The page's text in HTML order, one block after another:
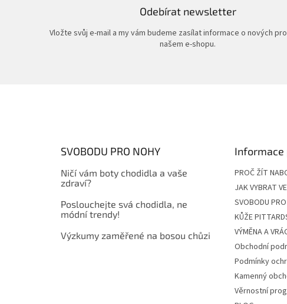
Odebírat newsletter
Vložte svůj e-mail a my vám budeme zasílat informace o nových
našem e-shopu.
SVOBODU PRO NOHY
Ničí vám boty chodidla a vaše
zdraví?
Poslouchejte svá chodidla, ne
módní trendy!
Výzkumy zaměřené na bosou chůzi
Informace
PROČ ŽÍT
JAK VYBRAT
SVOBODU
KŮŽE
VÝMĚNA A
Obchodní
Podmínky
Kamenný
Věrnostní